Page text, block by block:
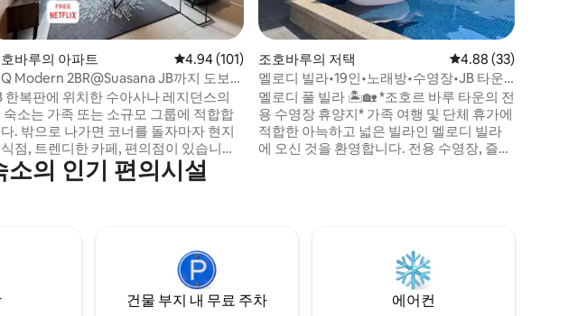
점), 후기 51개
바루의 아파트 평점 4.94점(5점 만점), 후기 101개
4.94 (101)
Modern 2BR@Suasana JB까지 도보
| 6인용 | JBCC 및 CS
한복판에 위치한 수아사나 레지던스의
숙소는 가족 또는 소규모 그룹에 적합합
. 밖으로 나가면 코너를 돌자마자 현지
점, 트렌디한 카페, 편의점이 있습니다.
이딜라오 핫팟까지 1분 • 콤타르 JBCC &
스퀘어 몰까지 2분 • JB 센트럴/CIQ까
시아까지 25분 • JPO 프리미엄 아울렛
세나이 공항까지 30분
조호바루의 저택 평점 4.88점(5점 만점),
4.88 (33)
멜로디 빌라•19인•노래방•수영장•JB 타운
•KSL 5분
멜로디 풀 빌라 🏝️🏡 *조호르 바루 타운의 전
용 수영장 휴양지* 가족 여행 및 단체 휴가에
적합한 아늑하고 넓은 빌라인 멜로디 빌라
에 오신 것을 환영합니다. 전용 수영장, 즐거
머무시는 동안 안전을 보장합니다! KSL 시
티 몰 및 홀리데이 플라자까지 도보 5분 거
의 인기 편의시설
건물 부지 내 무료 주차 에어컨